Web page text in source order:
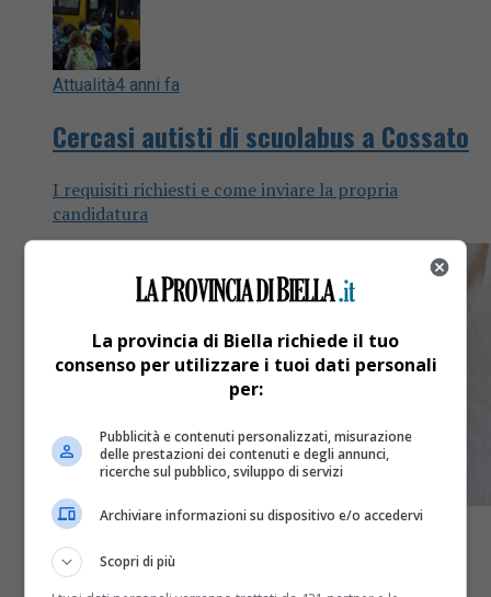
Attualità4 anni fa
Cercasi autisti di scuolabus a Cossato
I requisiti richiesti e come inviare la propria
candidatura
La provincia di Biella richiede il tuo
consenso per utilizzare i tuoi dati personali
per:
Pubblicità e contenuti personalizzati, misurazione
delle prestazioni dei contenuti e degli annunci,
ricerche sul pubblico, sviluppo di servizi
Archiviare informazioni su dispositivo e/o accedervi
Scopri di più